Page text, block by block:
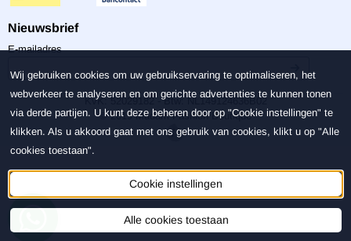
Nieuwsbrief
E-mailadresVul je e-mailadres in voor de nieuwsbrief
KvK: 52029182 - Btw: NL149124636B02
© 2019 Madam Fashion Boutique
Wij gebruiken cookies om uw gebruikservaring te optimaliseren, het
webverkeer te analyseren en om gerichte advertenties te kunnen tonen
via derde partijen. U kunt deze beheren door op "Cookie instellingen" te
klikken. Als u akkoord gaat met ons gebruik van cookies, klikt u op "Alle
cookies toestaan".
Cookie instellingen
Alle cookies toestaan